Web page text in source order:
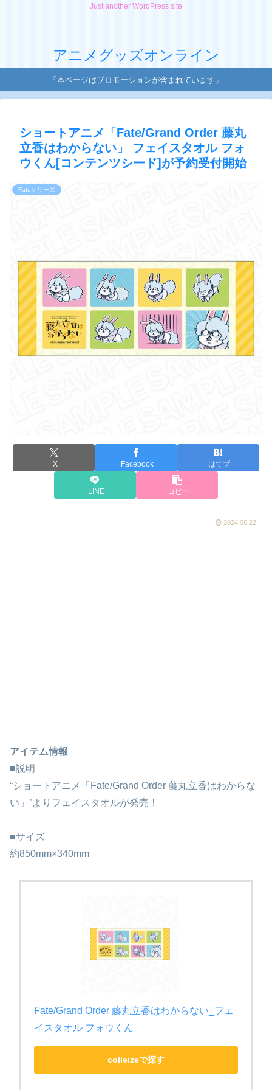
Just another WordPress site
アニメグッズオンライン
「本ページはプロモーションが含まれています」
ショートアニメ「Fate/Grand Order 藤丸
立香はわからない」 フェイスタオル フォ
ウくん[コンテンツシード]が予約受付開始
Fateシリーズ
X Facebook はてブ
LINE コピー
2024.06.22
アイテム情報
■説明
“ショートアニメ「Fate/Grand Order 藤丸立香はわからな
い」”よりフェイスタオルが発売！
■サイズ
約850mm×340mm
Fate/Grand Order 藤丸立香はわからない_フェ
イスタオル フォウくん
colleizeで探す